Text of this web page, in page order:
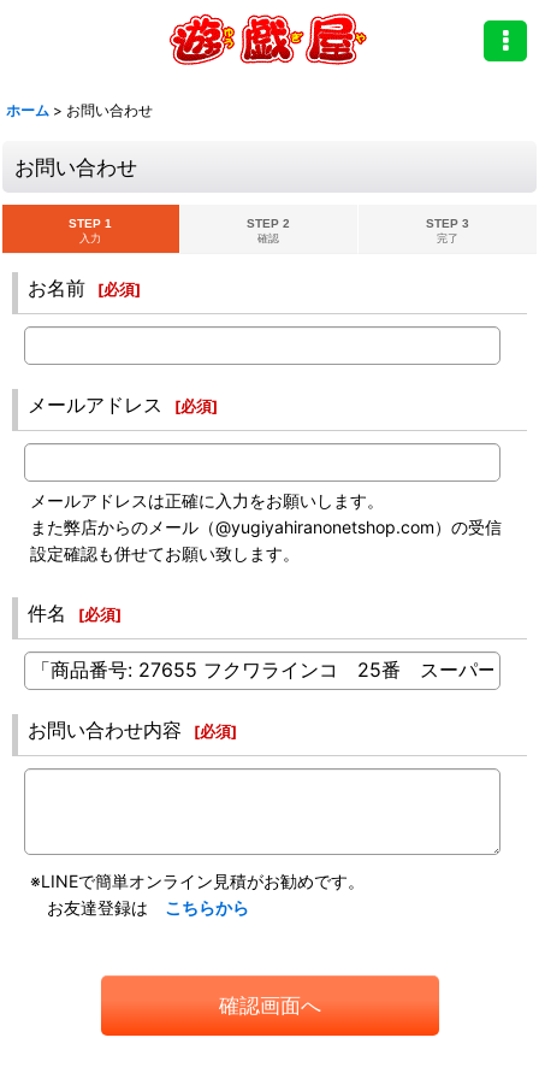
ホーム > お問い合わせ
お問い合わせ
STEP 1
入力
STEP 2
確認
STEP 3
完了
お名前 [必須]
メールアドレス [必須]
メールアドレスは正確に入力をお願いします。
また弊店からのメール（@yugiyahiranonetshop.com）の受信
設定確認も併せてお願い致します。
件名 [必須]
お問い合わせ内容 [必須]
※LINEで簡単オンライン見積がお勧めです。
お友達登録は こちらから
確認画面へ